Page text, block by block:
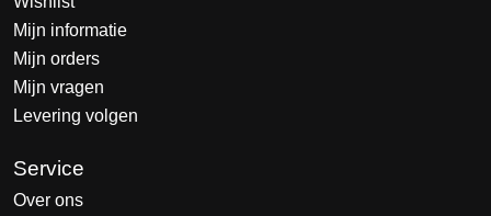
Mijn informatie
Mijn orders
Mijn vragen
Levering volgen
Service
Over ons